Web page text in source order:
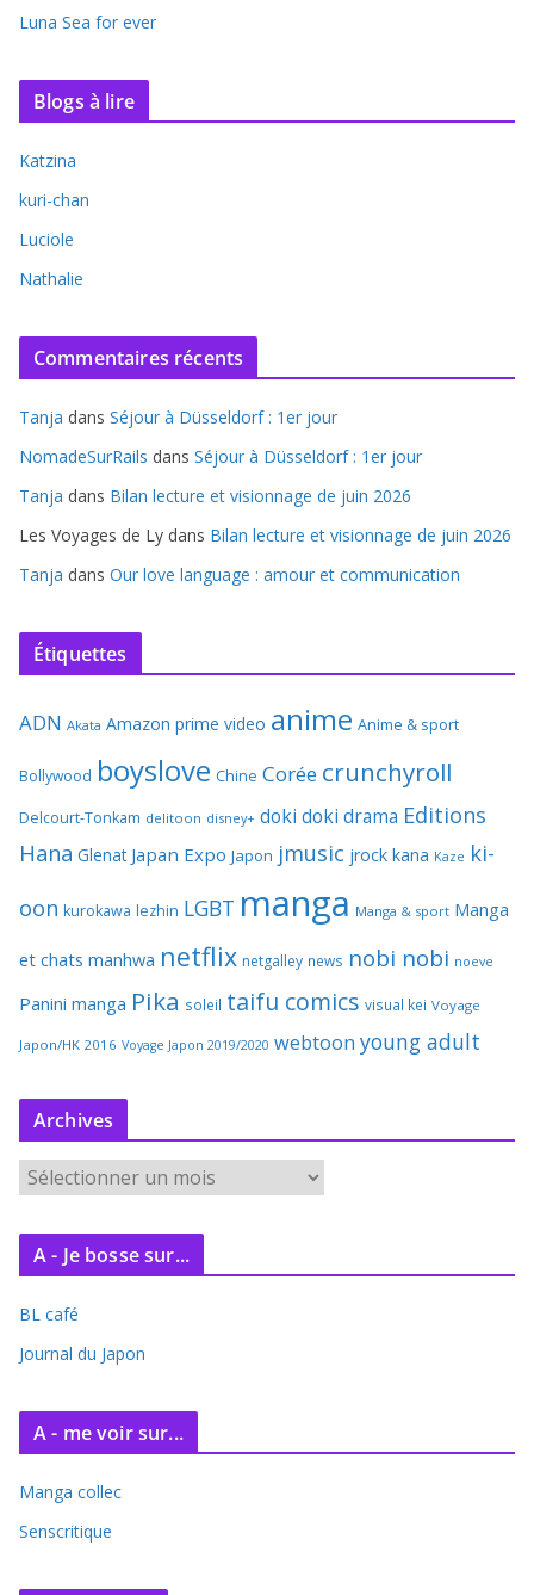
Luna Sea for ever
Blogs à lire
Katzina
kuri-chan
Luciole
Nathalie
Commentaires récents
Tanja dans Séjour à Düsseldorf : 1er jour
NomadeSurRails dans Séjour à Düsseldorf : 1er jour
Tanja dans Bilan lecture et visionnage de juin 2026
Les Voyages de Ly dans Bilan lecture et visionnage de juin 2026
Tanja dans Our love language : amour et communication
Étiquettes
ADN Akata Amazon prime video anime Anime & sport
Bollywood boyslove Chine Corée crunchyroll
Delcourt-Tonkam delitoon disney+ doki doki drama Editions
Hana Glenat Japan Expo Japon jmusic jrock kana Kaze ki-
oon kurokawa lezhin LGBT manga Manga & sport Manga
et chats manhwa netflix netgalley news nobi nobi noeve
Panini manga Pika soleil taifu comics visual kei Voyage
Japon/HK 2016 Voyage Japon 2019/2020 webtoon young adult
Archives
r
c
v
e
A - Je bosse sur...
BL café
Journal du Japon
A - me voir sur...
Manga collec
Senscritique